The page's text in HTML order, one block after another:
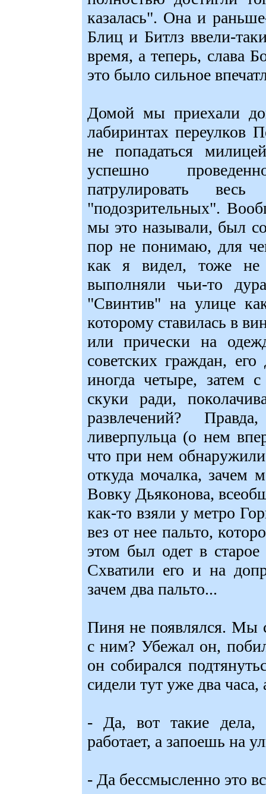
казалась". Она и
Блиц и Битлз ввели-
время, а теперь, слава
это было сильное
Домой мы приехали
лабиринтах переулков
не попадаться
успешно
патрулировать
"подозрительных".
мы это называли, был
пор не понимаю, для
как я видел, тоже не
выполняли чьи-то
"Свинтив" на улице
которому ставилась в
или прически на
советских граждан,
иногда четыре, затем
скуки ради,
развлечений?
ливерпульца (о нем
что при нем
откуда мочалка, зачем
Вовку Дьяконова,
как-то взяли у метро
вез от нее пальто,
этом был одет в
Схватили его и на
зачем два пальто...
Пиня не появлялся. Мы
с ним? Убежал он,
он собирался
сидели тут уже два часа,
- Да, вот такие
работает, а запоешь на
- Да бессмысленно это